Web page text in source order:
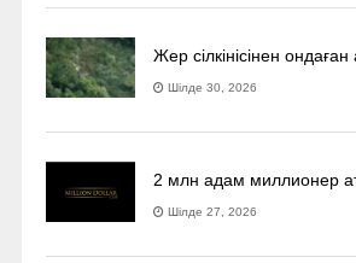
Жер сілкінісінен
Шілде 30, 2026
2 млн адам миллионер
Шілде 27, 2026